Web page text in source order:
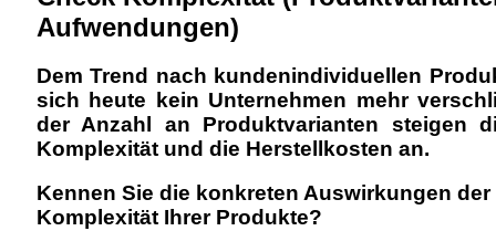
Aufwendungen)
Dem Trend nach kundenindividuellen
sich heute kein Unternehmen mehr
der Anzahl an Produktvarianten steigen
Komplexität und die Herstellkosten an.
Kennen Sie die konkreten Auswirkungen der
Komplexität Ihrer Produkte?